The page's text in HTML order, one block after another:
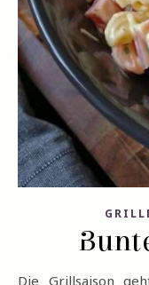
Die Grillsaison geht langsam wieder los. Die ersten